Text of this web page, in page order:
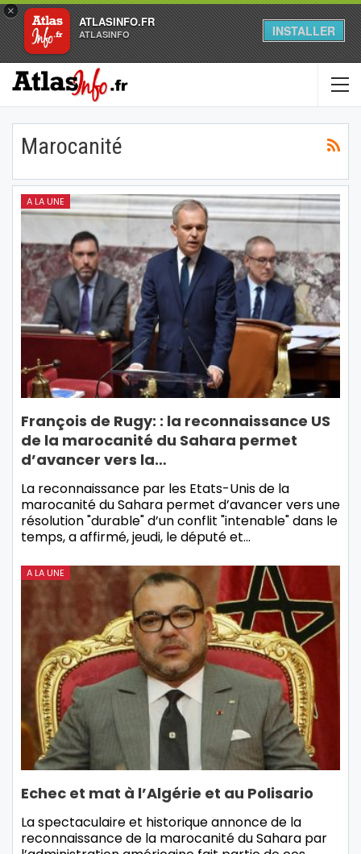
×
ATLASINFO.FR
ATLASINFO INSTALLER
Marocanité
A LA UNE
François de Rugy: : la reconnaissance US
de la marocanité du Sahara permet
d’avancer vers la…
La reconnaissance par les Etats-Unis de la
marocanité du Sahara permet d’avancer vers une
résolution "durable" d’un conflit "intenable" dans le
temps, a affirmé, jeudi, le député et…
A LA UNE
Echec et mat à l’Algérie et au Polisario
La spectaculaire et historique annonce de la
reconnaissance de la marocanité du Sahara par